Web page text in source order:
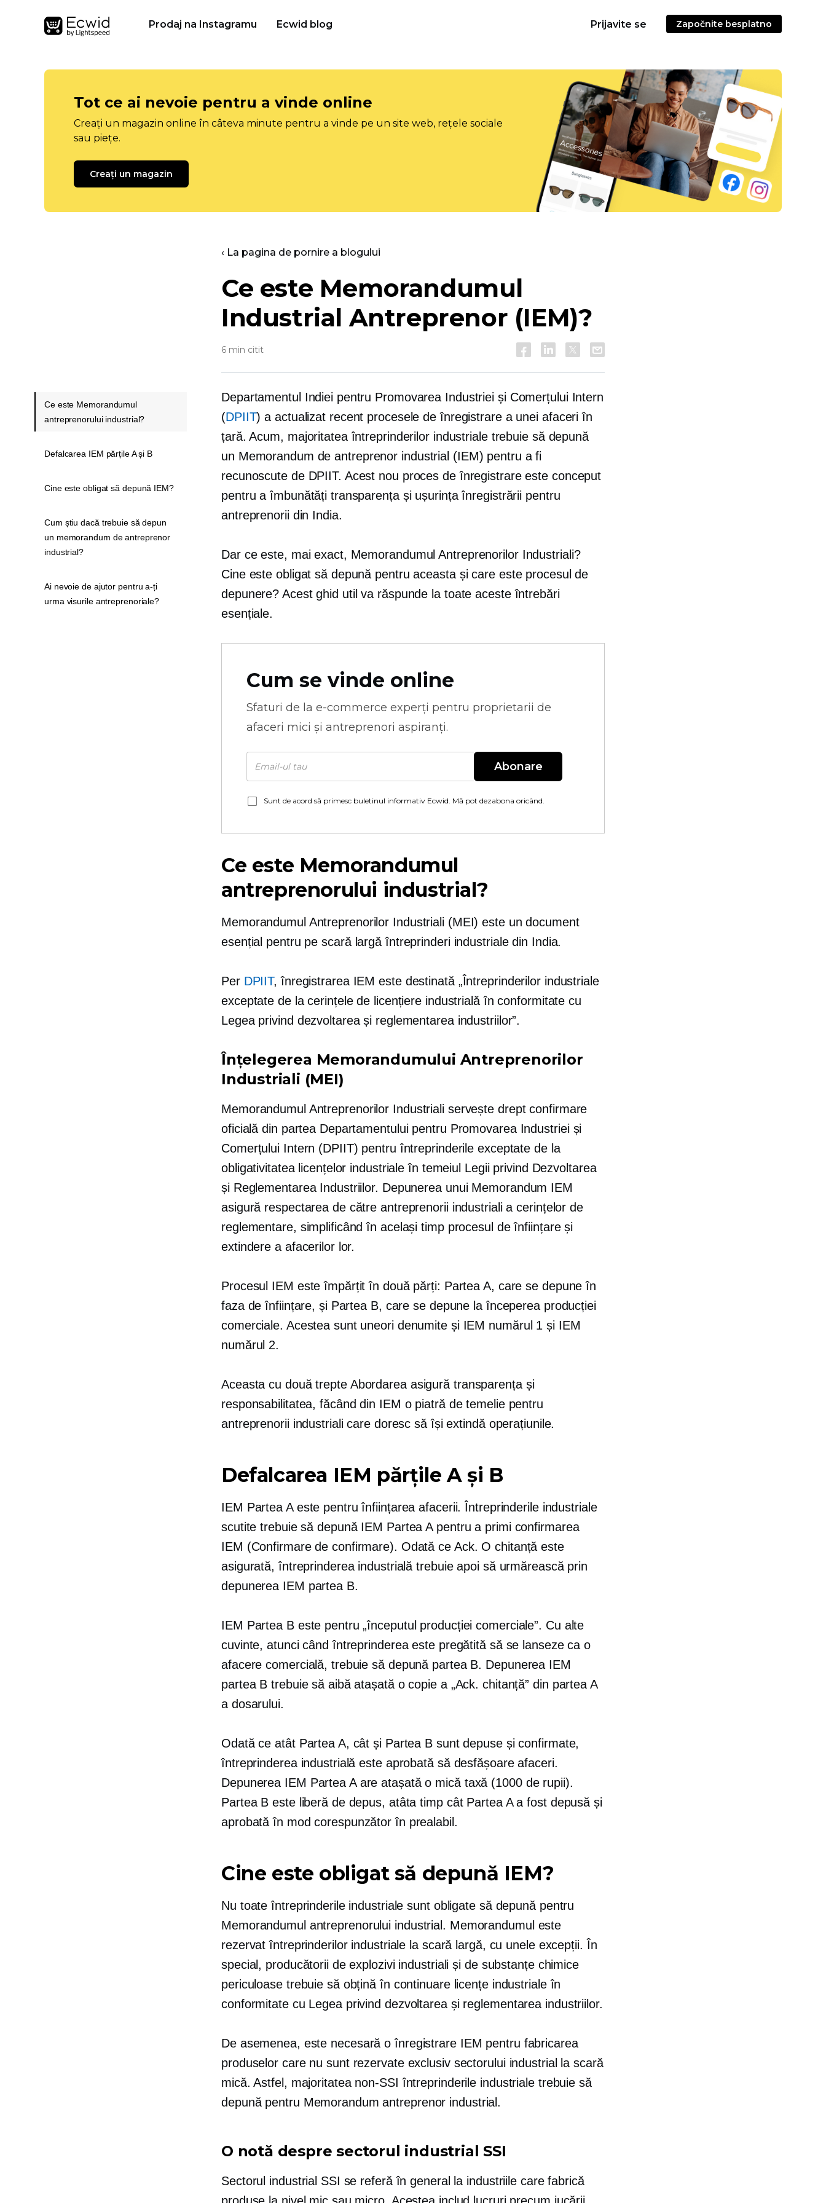
Prodaj na Instagramu Ecwid blog Prijavite se Započnite besplatno
Tot ce ai nevoie pentru a vinde online
Creați un magazin online în câteva minute pentru a vinde pe un site web, rețele sociale
sau piețe.
Creați un magazin
‹ La pagina de pornire a blogului
Ce este Memorandumul
Industrial Antreprenor (IEM)?
6 min citit
Departamentul Indiei pentru Promovarea Industriei și Comerțului Intern
(DPIIT) a actualizat recent procesele de înregistrare a unei afaceri în
țară. Acum, majoritatea întreprinderilor industriale trebuie să depună
un Memorandum de antreprenor industrial (IEM) pentru a fi
recunoscute de DPIIT. Acest nou proces de înregistrare este conceput
pentru a îmbunătăți transparența și ușurința înregistrării pentru
antreprenorii din India.
Dar ce este, mai exact, Memorandumul Antreprenorilor Industriali?
Cine este obligat să depună pentru aceasta și care este procesul de
depunere? Acest ghid util va răspunde la toate aceste întrebări
esențiale.
Cum se vinde online
Sfaturi de la e-commerce experți pentru proprietarii de
afaceri mici și antreprenori aspiranți.
Abonare
Sunt de acord să primesc buletinul informativ Ecwid. Mă pot dezabona oricând.
Ce este Memorandumul
antreprenorului industrial?
Memorandumul Antreprenorilor Industriali (MEI) este un document
esențial pentru pe scară largă întreprinderi industriale din India.
Per DPIIT, înregistrarea IEM este destinată „Întreprinderilor industriale
exceptate de la cerințele de licențiere industrială în conformitate cu
Legea privind dezvoltarea și reglementarea industriilor”.
Înțelegerea Memorandumului Antreprenorilor
Industriali (MEI)
Memorandumul Antreprenorilor Industriali servește drept confirmare
oficială din partea Departamentului pentru Promovarea Industriei și
Comerțului Intern (DPIIT) pentru întreprinderile exceptate de la
obligativitatea licențelor industriale în temeiul Legii privind Dezvoltarea
și Reglementarea Industriilor. Depunerea unui Memorandum IEM
asigură respectarea de către antreprenorii industriali a cerințelor de
reglementare, simplificând în același timp procesul de înființare și
extindere a afacerilor lor.
Procesul IEM este împărțit în două părți: Partea A, care se depune în
faza de înființare, și Partea B, care se depune la începerea producției
comerciale. Acestea sunt uneori denumite și IEM numărul 1 și IEM
numărul 2.
Aceastacu două trepteAbordarea asigură transparența și
responsabilitatea, făcând din IEM o piatră de temelie pentru
antreprenorii industriali care doresc să își extindă operațiunile.
Defalcarea IEM părțile A și B
IEM Partea A este pentru înființarea afacerii. Întreprinderile industriale
scutite trebuie să depună IEM Partea A pentru a primi confirmarea
IEM (Confirmare de confirmare). Odată ce Ack. O chitanță este
asigurată, întreprinderea industrială trebuie apoi să urmărească prin
depunerea IEM partea B.
IEM Partea B este pentru „începutul producției comerciale”. Cu alte
cuvinte, atunci când întreprinderea este pregătită să se lanseze ca o
afacere comercială, trebuie să depună partea B. Depunerea IEM
partea B trebuie să aibă atașată o copie a „Ack. chitanță” din partea A
a dosarului.
Odată ce atât Partea A, cât și Partea B sunt depuse și confirmate,
întreprinderea industrială este aprobată să desfășoare afaceri.
Depunerea IEM Partea A are atașată o mică taxă (1000 de rupii).
Partea B este liberă de depus, atâta timp cât Partea A a fost depusă și
aprobată în mod corespunzător în prealabil.
Cine este obligat să depună IEM?
Nu toate întreprinderile industriale sunt obligate să depună pentru
Memorandumul antreprenorului industrial. Memorandumul este
rezervat întreprinderilor industriale la scară largă, cu unele excepții. În
special, producătorii de explozivi industriali și de substanțe chimice
periculoase trebuie să obțină în continuare licențe industriale în
conformitate cu Legea privind dezvoltarea și reglementarea industriilor.
De asemenea, este necesară o înregistrare IEM pentru fabricarea
produselor care nu sunt rezervate exclusiv sectorului industrial la scară
mică. Astfel, majoritatea non-SSI întreprinderile industriale trebuie să
depună pentru Memorandum antreprenor industrial.
O notă despre sectorul industrial SSI
Sectorul industrial SSI se referă în general la industriile care fabrică
Ce este Memorandumul
antreprenorului industrial?
Defalcarea IEM părțile A și B
Cine este obligat să depună IEM?
Cum știu dacă trebuie să depun
un memorandum de antreprenor
industrial?
Ai nevoie de ajutor pentru a-ți
urma visurile antreprenoriale?